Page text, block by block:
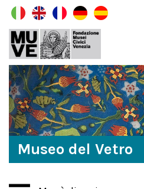
Museo del Vetro